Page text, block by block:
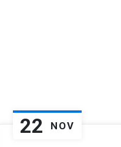
22 NOV